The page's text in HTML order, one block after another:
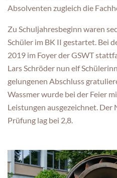
Absolventen zugleich die
Zu Schuljahresbeginn waren
Schüler im BK II gestartet. Bei
2019 im Foyer der GSWT
Lars Schröder nun elf
gelungenen Abschluss
Wassmer wurde bei der Feier
Leistungen ausgezeichnet.
Prüfung lag bei 2,8.